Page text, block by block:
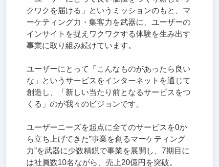
クワクを届ける」というミッションのもと、マ
ーケティング力・集客力を武器に、ユーザーの
インサイトを捉えワクワクする体験を生み出す
事業に取り組み続けています。
ユーザーにとって「こんなものがあったら良い
な」というサービスをインターネットを通じて
創造し、「新しい当たり前となるサービスをつ
くる」のが我々のビジョンです。
ユーザーニーズを起点に全てのサービスを0か
ら立ち上げてきた”事業を創るマーケティング
力”を武器に少数精鋭で事業を展開し、7期目に
は社員数10名ながら、売上20億円を突破。